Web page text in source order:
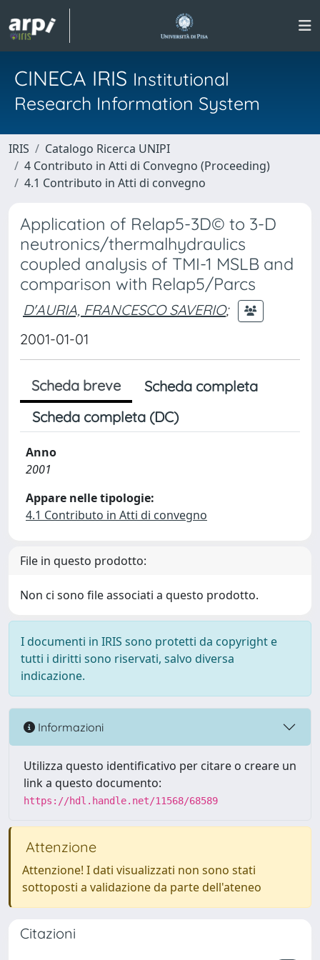
CINECA IRIS Institutional
Research Information System
IRIS
Catalogo Ricerca UNIPI
4 Contributo in Atti di Convegno (Proceeding)
4.1 Contributo in Atti di convegno
Application of Relap5-3D© to 3-D
neutronics/thermalhydraulics
coupled analysis of TMI-1 MSLB and
comparison with Relap5/Parcs
D'AURIA, FRANCESCO SAVERIO;
2001-01-01
Scheda breve
Scheda completa
Scheda completa (DC)
Anno
2001
Appare nelle tipologie:
4.1 Contributo in Atti di convegno
File in questo prodotto:
Non ci sono file associati a questo prodotto.
I documenti in IRIS sono protetti da copyright e
tutti i diritti sono riservati, salvo diversa
indicazione.
Informazioni
Utilizza questo identificativo per citare o creare un
link a questo documento:
https://hdl.handle.net/11568/68589
Attenzione
Attenzione! I dati visualizzati non sono stati
sottoposti a validazione da parte dell'ateneo
Citazioni